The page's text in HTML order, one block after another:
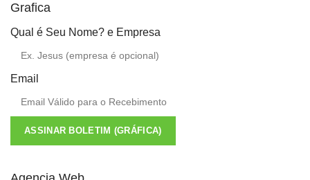
Grafica
Qual é Seu Nome? e Empresa
Email
ASSINAR BOLETIM (GRÁFICA)